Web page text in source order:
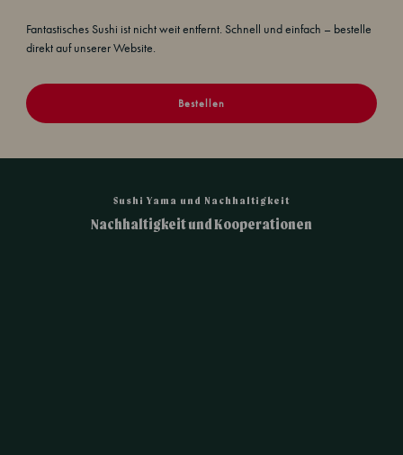
Fantastisches Sushi ist nicht weit entfernt. Schnell und einfach – bestelle
direkt auf unserer Website.
Bestellen
Sushi Yama und Nachhaltigkeit
Nachhaltigkeit und Kooperationen